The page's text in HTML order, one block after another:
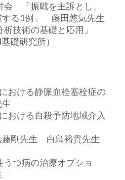
「振戦を主訴とし、
する1例」 藤田悠気先生
技術の基礎と応用」
礎研究所）
おける静脈血栓塞栓症の
おける自殺予防地域介入
剛先生 白鳥裕貴先生
つ病の治療オプショ